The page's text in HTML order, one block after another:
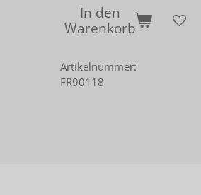
In den
Warenkorb
Artikelnummer:
FR90118